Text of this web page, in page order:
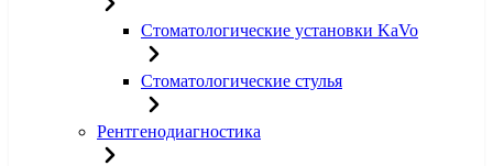
Стоматологические установки KaVo
Стоматологические стулья
Рентгенодиагностика